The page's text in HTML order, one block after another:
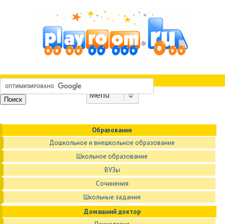
Образование
Дошкольное и внешкольное образование
Школьное образование
ВУЗы
Сочинения
Школьные задания
Домашний доктор